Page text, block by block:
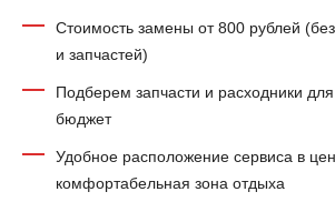
Стоимость замены от 800 рублей
и запчастей)
Подберем запчасти и расходники
бюджет
Удобное расположение сервиса в
комфортабельная зона отдыха